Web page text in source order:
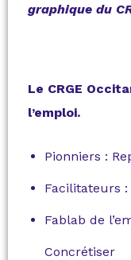
graphique du
Le CRGE
l’emploi.
Pionniers :
Facilitateurs
Fablab de
Concrétiser